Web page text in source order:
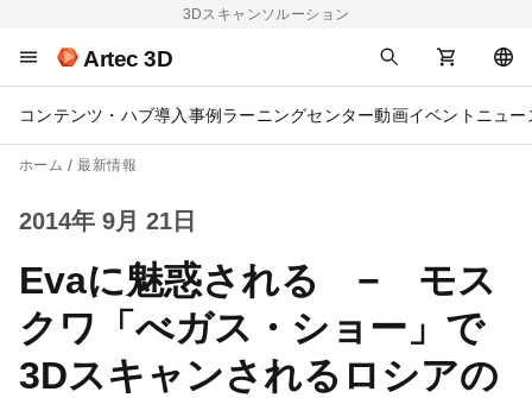
3Dスキャンソルーション
Artec 3D
コンテンツ・ハブ導入事例 ラーニングセンター動画イベント ニュー
ホーム 最新情報
2014年 9月 21日
Evaに魅惑される − モス
クワ「べガス・ショー」で
3Dスキャンされるロシアの